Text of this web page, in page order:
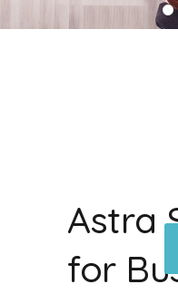
Astra
for